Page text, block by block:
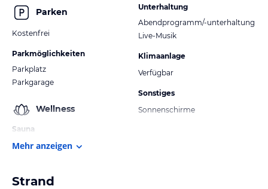
Parken
Kostenfrei
Parkmöglichkeiten
Parkplatz
Parkgarage
Wellness
Sauna
Unterhaltung
Abendprogramm/-unterhaltung
Live-Musik
Klimaanlage
Verfügbar
Sonstiges
Sonnenschirme
Mehr anzeigen
Strand